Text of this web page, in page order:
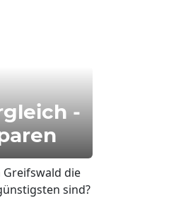
-
Greifswald die
sind?